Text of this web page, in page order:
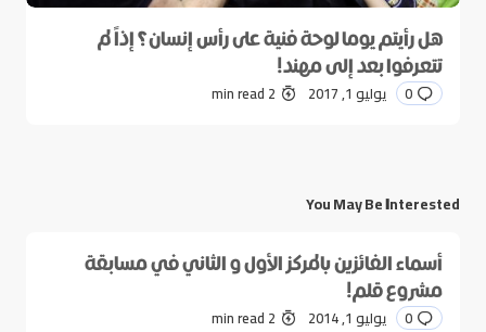
هل رأيتم يوما لوحة فنية على رأس إنسان؟ إذاً لم
تتعرفوا بعد إلى مهند!
0 يوليو 1, 2017 2 min read
You May Be Interested
أسماء الفائزين بالمركز الأول و الثاني في مسابقة
مشروع قلم!
0 يوليو 1, 2014 2 min read